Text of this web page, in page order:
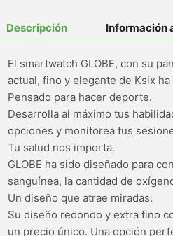
Descripción Información
El smartwatch GLOBE, con su
actual, fino y elegante de Ksix
Pensado para hacer deporte.
Desarrolla al máximo tus
opciones y monitorea tus
Tu salud nos importa.
GLOBE ha sido diseñado para
sanguínea, la cantidad de
Un diseño que atrae miradas.
Su diseño redondo y extra fino
un precio único. Una opción